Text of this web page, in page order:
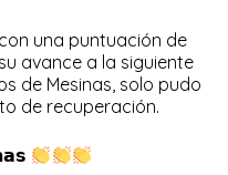
una puntuación de
avance a la siguiente
de Mesinas, solo pudo
de recuperación.